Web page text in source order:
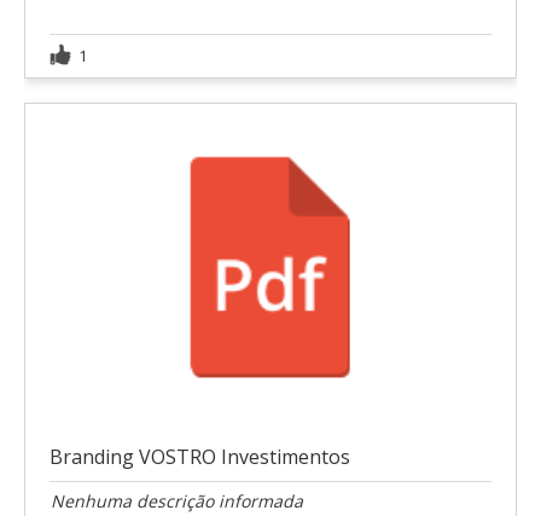
1
Branding VOSTRO Investimentos
Nenhuma descrição informada